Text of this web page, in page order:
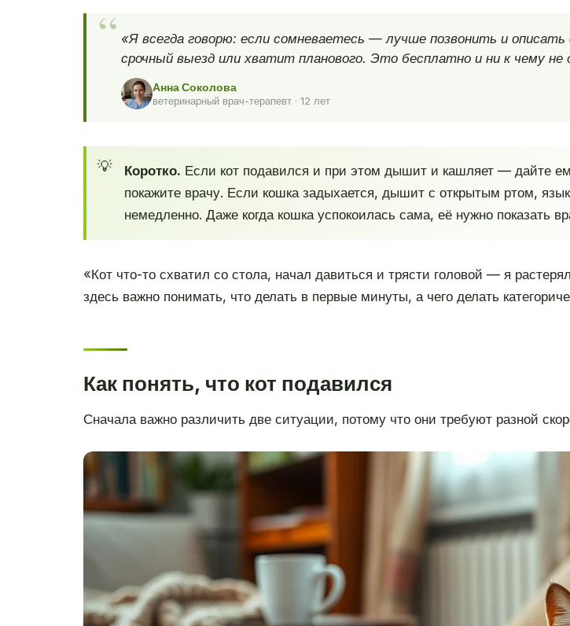
«Я всегда говорю: если сомневаетесь — лучше позвонить и
срочный выезд или хватит планового. Это бесплатно и ни к чему не
Анна Соколова
ветеринарный врач-терапевт · 12 лет
Коротко. Если кот подавился и при этом дышит и кашляет — дайте
покажите врачу. Если кошка задыхается, дышит с открытым ртом,
немедленно. Даже когда кошка успокоилась сама, её нужно показать
«Кот что-то схватил со стола, начал давиться и трясти головой — я
здесь важно понимать, что делать в первые минуты, а чего делать
Как понять, что кот подавился
Сначала важно различить две ситуации, потому что они требуют разной